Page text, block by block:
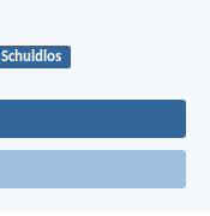
Schuldlos